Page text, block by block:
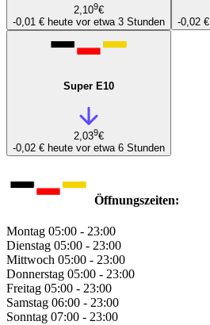
2,109€
-0,01 € heute vor etwa 3 Stunden
-0,02 €
Super E10
2,039€
-0,02 € heute vor etwa 6 Stunden
Öffnungszeiten:
Montag 05:00 - 23:00
Dienstag 05:00 - 23:00
Mittwoch 05:00 - 23:00
Donnerstag 05:00 - 23:00
Freitag 05:00 - 23:00
Samstag 06:00 - 23:00
Sonntag 07:00 - 23:00